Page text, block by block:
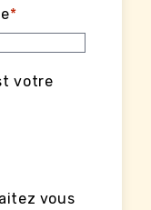
*
votre
vous